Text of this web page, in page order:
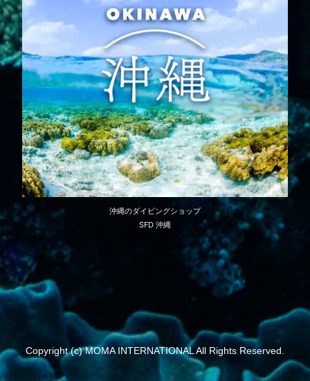
沖縄のダイビングショップ
SFD 沖縄
Copyright (c) MOMA INTERNATIONAL All Rights Reserved.